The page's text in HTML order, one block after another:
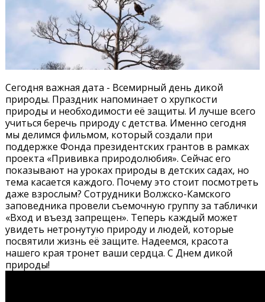
Сегодня важная дата - Всемирный день дикой
природы. Праздник напоминает о хрупкости
природы и необходимости её защиты. И лучше всего
учиться беречь природу с детства. Именно сегодня
мы делимся фильмом, который создали при
поддержке Фонда президентских грантов в рамках
проекта «Прививка природолюбия». Сейчас его
показывают на уроках природы в детских садах, но
тема касается каждого. Почему это стоит посмотреть
даже взрослым? Сотрудники Волжско-Камского
заповедника провели съемочную группу за таблички
«Вход и въезд запрещен». Теперь каждый может
увидеть нетронутую природу и людей, которые
посвятили жизнь её защите. Надеемся, красота
нашего края тронет ваши сердца. С Днем дикой
природы!